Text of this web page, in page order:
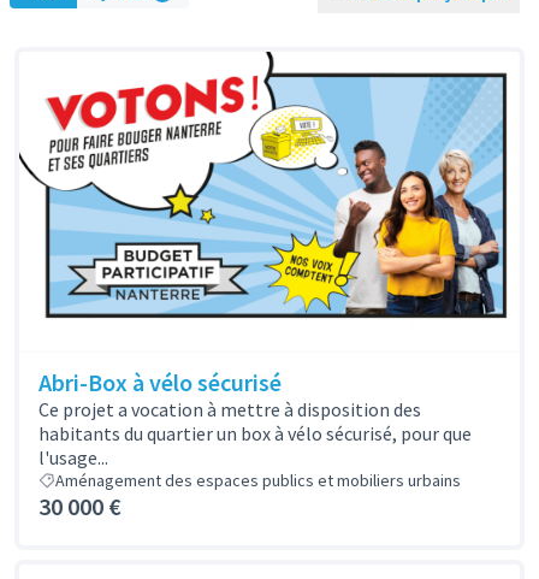
Abri-Box à vélo sécurisé
Ce projet a vocation à mettre à disposition des
habitants du quartier un box à vélo sécurisé, pour que
l'usage...
Aménagement des espaces publics et mobiliers urbains
30 000 €